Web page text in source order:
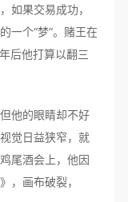
如果交易成功，
一个“梦”。赌王在
后他打算以翻三
他的眼睛却不好
觉日益狭窄，就
尾酒会上，他因
，画布破裂，